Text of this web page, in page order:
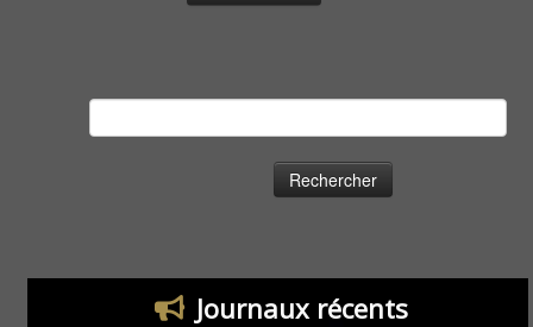
Journaux récents